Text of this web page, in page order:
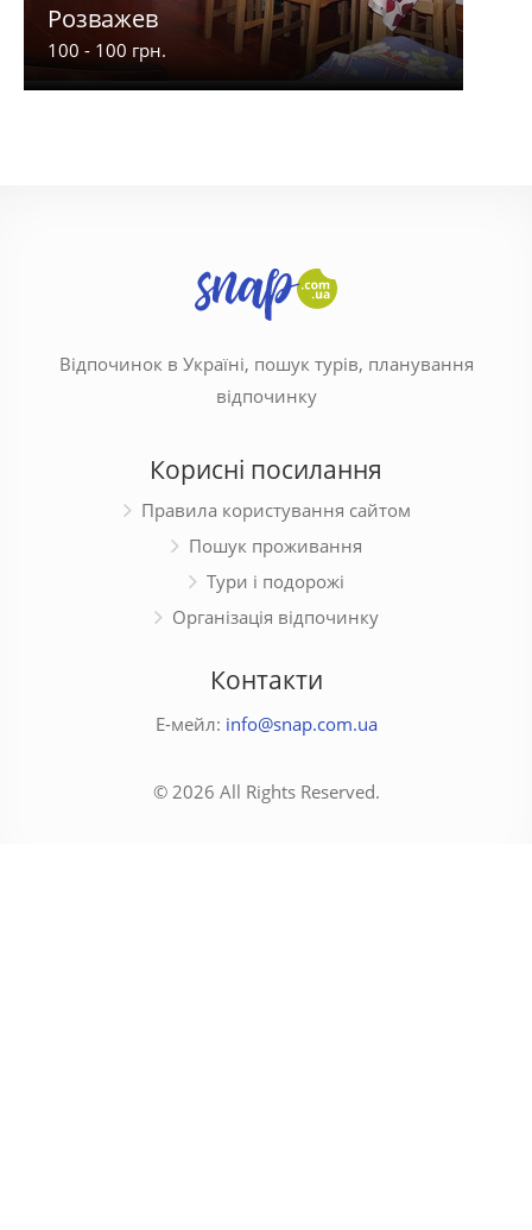
Розважев
100 - 100 грн.
Відпочинок в Україні, пошук турів, планування
відпочинку
Корисні посилання
Правила користування сайтом
Пошук проживання
Тури і подорожі
Організація відпочинку
Контакти
Е-мейл: info@snap.com.ua
© 2026 All Rights Reserved.